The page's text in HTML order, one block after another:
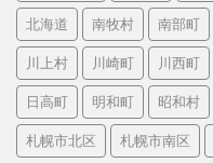
北海道 南牧村 南部町
川上村 川崎町 川西町
日高町 明和町 昭和村
札幌市北区 札幌市南区